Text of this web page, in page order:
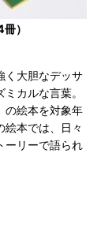
）
く大胆なデッサ
カルな言葉。
の絵本を対象年
本では、日々
ーリーで語られ